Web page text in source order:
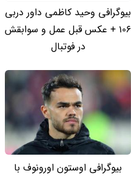
بیوگرافی وحید کاظمی داور دربی
106 + عکس قبل عمل و سوابقش
در فوتبال
بیوگرافی اوستون اورونوف با